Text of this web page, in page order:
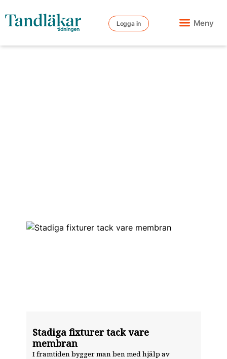
Logga in Meny
Stadiga fixturer tack vare
membran
I framtiden bygger man ben med hjälp av